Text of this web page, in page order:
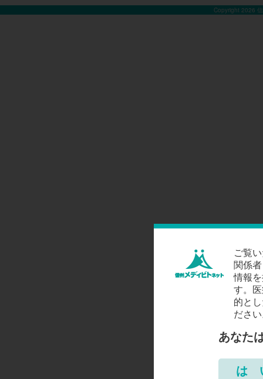
Copyright 2026
ご覧
関係
情報
す。
的と
ださ
あなた
は